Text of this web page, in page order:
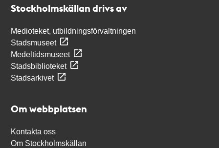
Stockholmskällan drivs av
Medioteket, utbildningsförvaltningen
Stadsmuseet
Medeltidsmuseet
Stadsbiblioteket
Stadsarkivet
Om webbplatsen
Kontakta oss
Om Stockholmskällan